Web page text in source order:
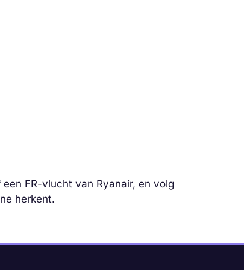
FR-vlucht van Ryanair, en volg
herkent.